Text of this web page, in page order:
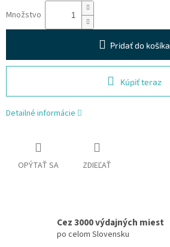
Množstvo
Pridať do košíka
Kúpiť teraz
Detailné informácie
OPÝTAŤ SA ZDIEĽAŤ
Cez 3000 výdajných miest
po celom Slovensku